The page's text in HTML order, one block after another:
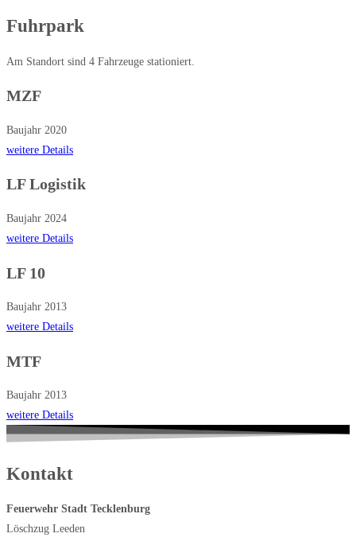
Fuhrpark
Am Standort sind 4 Fahrzeuge stationiert.
MZF
Baujahr 2020
weitere Details
LF Logistik
Baujahr 2024
weitere Details
LF 10
Baujahr 2013
weitere Details
MTF
Baujahr 2013
weitere Details
Kontakt
Feuerwehr Stadt Tecklenburg
Löschzug Leeden